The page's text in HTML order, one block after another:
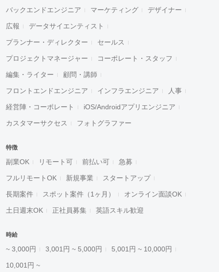
バックエンドエンジニア マーケティング デザイナー
広報 データサイエンティスト
プランナー・ディレクター セールス
プロジェクトマネージャー コーポレート・スタッフ
編集・ライター 顧問・講師
フロントエンドエンジニア インフラエンジニア 人事
経営陣・コーポレート iOS/Androidアプリエンジニア
カスタマーサクセス フォトグラファー
特徴
副業OK リモート可 前払い可 急募
フルリモートOK 新規事業 スタートアップ
長期案件 スポット案件（1ヶ月） オンライン面談OK
土日週末OK 正社員募集 英語スキル歓迎
時給
~ 3,000円 3,001円 ~ 5,000円 5,001円 ~ 10,000円
10,001円 ~